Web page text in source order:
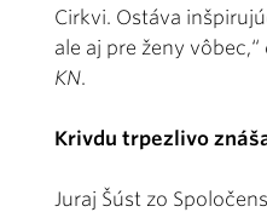
Cirkvi. Ostáva
ale aj pre ženy
KN.
Krivdu trpezlivo
Juraj Šúst zo